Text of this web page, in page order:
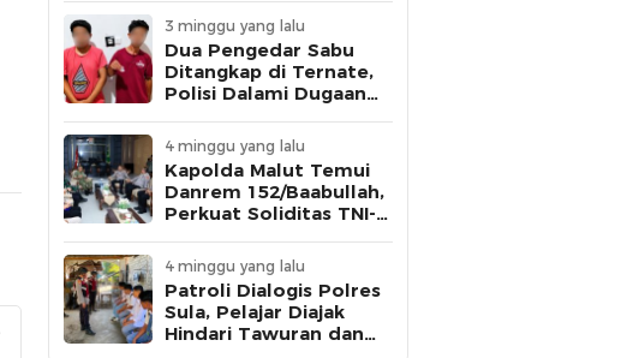
Aksi Besar
3 minggu yang lalu
Dua Pengedar Sabu
Ditangkap di Ternate,
Polisi Dalami Dugaan
Binaan Lapas
4 minggu yang lalu
Kapolda Malut Temui
Danrem 152/Baabullah,
Perkuat Soliditas TNI-
Daerah
4 minggu yang lalu
Patroli Dialogis Polres
Sula, Pelajar Diajak
Hindari Tawuran dan